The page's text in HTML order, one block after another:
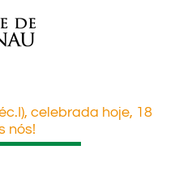
celebrada hoje, 18
nós!